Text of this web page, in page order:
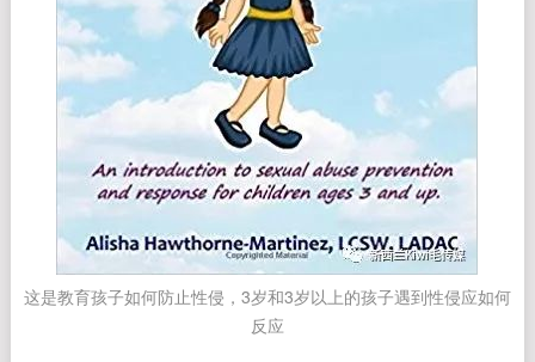
这是教育孩子如何防止性侵，3岁和3岁以上的孩子遇到性侵应如何
反应